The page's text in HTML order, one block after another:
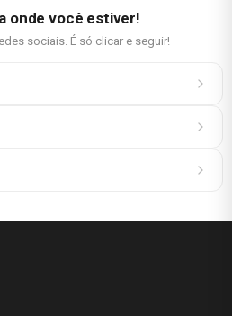
onde você estiver!
sociais. É só clicar e seguir!